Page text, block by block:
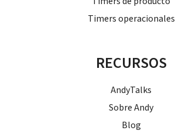
Timers operacionales
RECURSOS
AndyTalks
Sobre Andy
Blog